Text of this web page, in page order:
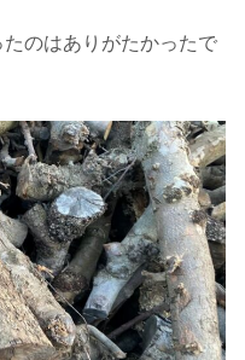
のはありがたかったで